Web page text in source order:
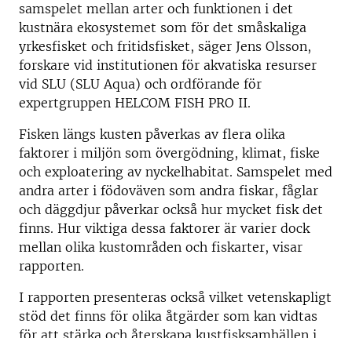
samspelet mellan arter och funktionen i det
kustnära ekosystemet som för det småskaliga
yrkesfisket och fritidsfisket, säger Jens Olsson,
forskare vid institutionen för akvatiska resurser
vid SLU (SLU Aqua) och ordförande för
expertgruppen HELCOM FISH PRO II.
Fisken längs kusten påverkas av flera olika
faktorer i miljön som övergödning, klimat, fiske
och exploatering av nyckelhabitat. Samspelet med
andra arter i födoväven som andra fiskar, fåglar
och däggdjur påverkar också hur mycket fisk det
finns. Hur viktiga dessa faktorer är varier dock
mellan olika kustområden och fiskarter, visar
rapporten.
I rapporten presenteras också vilket vetenskapligt
stöd det finns för olika åtgärder som kan vidtas
för att stärka och återskapa kustfisksamhällen i